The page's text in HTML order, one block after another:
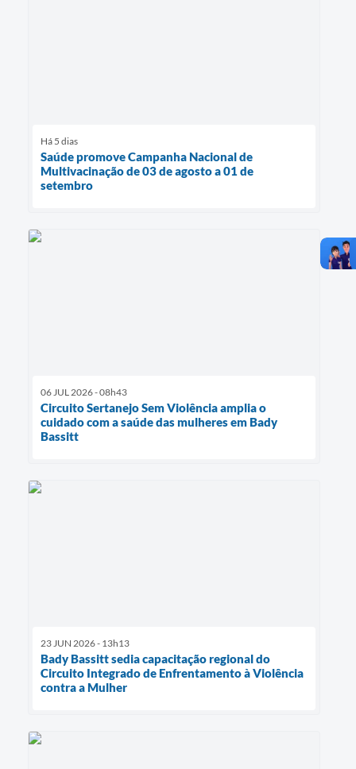
Há 5 dias
Saúde promove Campanha Nacional de
Multivacinação de 03 de agosto a 01 de
setembro
06 JUL 2026 - 08h43
Circuito Sertanejo Sem Violência amplia o
cuidado com a saúde das mulheres em Bady
Bassitt
23 JUN 2026 - 13h13
Bady Bassitt sedia capacitação regional do
Circuito Integrado de Enfrentamento à Violência
contra a Mulher